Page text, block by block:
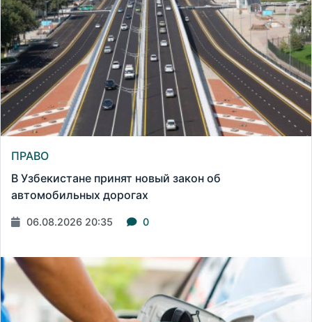
ПРАВО
В Узбекистане принят новый закон об
автомобильных дорогах
06.08.2026 20:35 0